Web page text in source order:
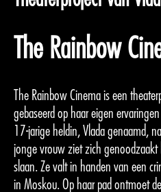
The Rainbow
The Rainbow Cinema is een
gebaseerd op haar eigen
17-jarige heldin, Vlada genaamd,
jonge vrouw ziet zich
slaan. Ze valt in handen van een
in Moskou. Op haar pad ontmoet